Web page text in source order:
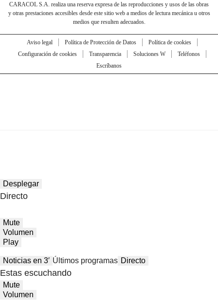
CARACOL S.A. realiza una reserva expresa de las reproducciones y usos de las obras
y otras prestaciones accesibles desde este sitio web a medios de lectura mecánica u otros
medios que resulten adecuados.
Aviso legal Política de Protección de Datos
Política de cookies
Configuración de cookies
Transparencia Soluciones W
Teléfonos
Escríbanos
Desplegar
Directo
Mute
Volumen
Play
Noticias en 3′ Últimos programas Directo
Estas escuchando
Mute
Volumen